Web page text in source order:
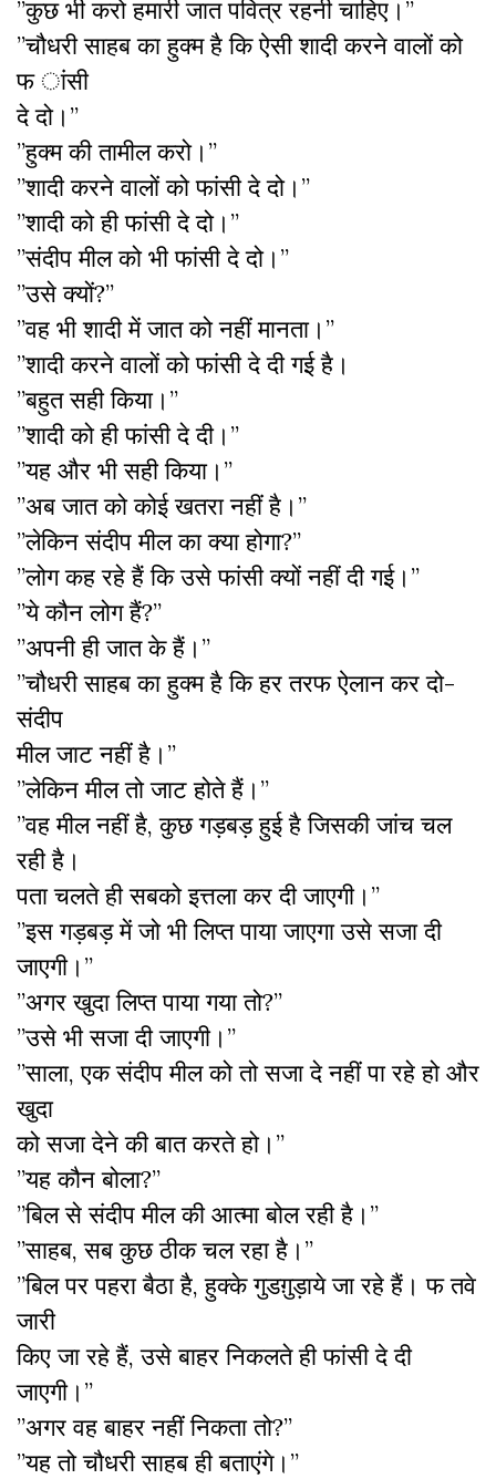
”कुछ भी करो हमारी जात पवित्र रहनी चाहिए।”
”चौधरी साहब का हुक्म है कि ऐसी शादी करने वालों को
फ ांसी
दे दो।”
”हुक्म की तामील करो।”
”शादी करने वालों को फांसी दे दो।”
”शादी को ही फांसी दे दो।”
”संदीप मील को भी फांसी दे दो।”
”उसे क्यों?”
”वह भी शादी में जात को नहीं मानता।”
”शादी करने वालों को फांसी दे दी गई है।
”बहुत सही किया।”
”शादी को ही फांसी दे दी।”
”यह और भी सही किया।”
”अब जात को कोई खतरा नहीं है।”
”लेकिन संदीप मील का क्या होगा?”
”लोग कह रहे हैं कि उसे फांसी क्यों नहीं दी गई।”
”ये कौन लोग हैं?”
”अपनी ही जात के हैं।”
”चौधरी साहब का हुक्म है कि हर तरफ ऐलान कर दो-
संदीप
मील जाट नहीं है।”
”लेकिन मील तो जाट होते हैं।”
”वह मील नहीं है, कुछ गड़बड़ हुई है जिसकी जांच चल
रही है।
पता चलते ही सबको इत्तला कर दी जाएगी।”
”इस गड़बड़ में जो भी लिप्त पाया जाएगा उसे सजा दी
जाएगी।”
”अगर खुदा लिप्त पाया गया तो?”
”उसे भी सजा दी जाएगी।”
”साला, एक संदीप मील को तो सजा दे नहीं पा रहे हो और
खुदा
को सजा देने की बात करते हो।”
”यह कौन बोला?”
”बिल से संदीप मील की आत्मा बोल रही है।”
”साहब, सब कुछ ठीक चल रहा है।”
”बिल पर पहरा बैठा है, हुक्के गुडग़ुड़ाये जा रहे हैं। फ तवे
जारी
किए जा रहे हैं, उसे बाहर निकलते ही फांसी दे दी
जाएगी।”
”अगर वह बाहर नहीं निकता तो?”
”यह तो चौधरी साहब ही बताएंगे।”